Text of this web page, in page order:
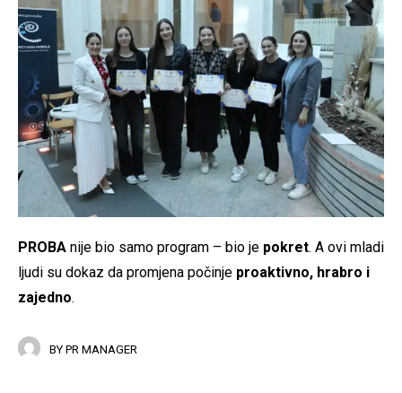
PROBA nije bio samo program – bio je pokret. A ovi mladi
ljudi su dokaz da promjena počinje proaktivno, hrabro i
zajedno.
BY PR MANAGER